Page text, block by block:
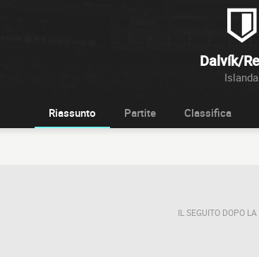
Dalvík/
Islanda
Riassunto Partite Classifica
IL SEGUITO DOPO